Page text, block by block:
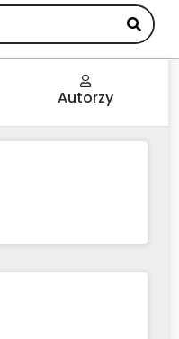
Autorzy